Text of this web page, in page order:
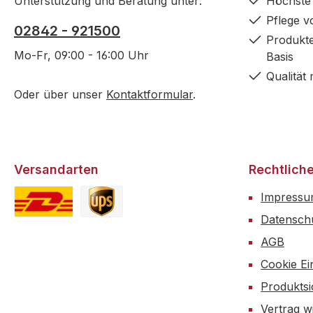
02842 - 921500
Mo-Fr, 09:00 - 16:00 Uhr
Oder über unser Kontaktformular.
AGB
Cookie
Vertrag
Pflege
Basis
Qualität
Versandarten